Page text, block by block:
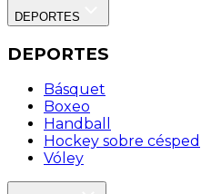
DEPORTES
DEPORTES
Básquet
Boxeo
Handball
Hockey sobre césped
Vóley